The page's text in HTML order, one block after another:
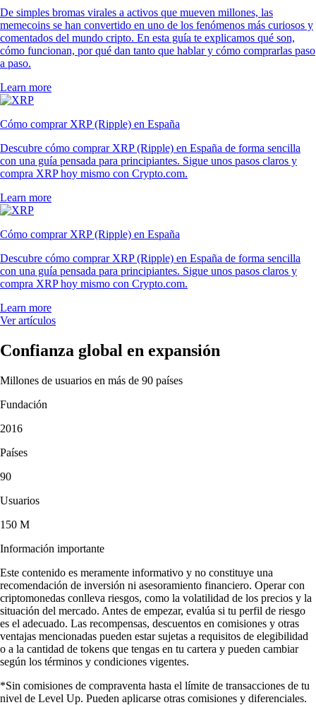
De simples bromas virales a activos que mueven millones, las
memecoins se han convertido en uno de los fenómenos más curiosos y
comentados del mundo cripto. En esta guía te explicamos qué son,
cómo funcionan, por qué dan tanto que hablar y cómo comprarlas paso
a paso.
Learn more
Cómo comprar XRP (Ripple) en España
Descubre cómo comprar XRP (Ripple) en España de forma sencilla
con una guía pensada para principiantes. Sigue unos pasos claros y
compra XRP hoy mismo con Crypto.com.
Learn more
Cómo comprar XRP (Ripple) en España
Descubre cómo comprar XRP (Ripple) en España de forma sencilla
con una guía pensada para principiantes. Sigue unos pasos claros y
compra XRP hoy mismo con Crypto.com.
Learn more
Ver artículos
Confianza global en expansión
Millones de usuarios en más de 90 países
Fundación
2016
Países
90
Usuarios
150 M
Información importante
Este contenido es meramente informativo y no constituye una
recomendación de inversión ni asesoramiento financiero. Operar con
criptomonedas conlleva riesgos, como la volatilidad de los precios y la
situación del mercado. Antes de empezar, evalúa si tu perfil de riesgo
es el adecuado. Las recompensas, descuentos en comisiones y otras
ventajas mencionadas pueden estar sujetas a requisitos de elegibilidad
o a la cantidad de tokens que tengas en tu cartera y pueden cambiar
según los términos y condiciones vigentes.
*Sin comisiones de compraventa hasta el límite de transacciones de tu
nivel de Level Up. Pueden aplicarse otras comisiones y diferenciales.